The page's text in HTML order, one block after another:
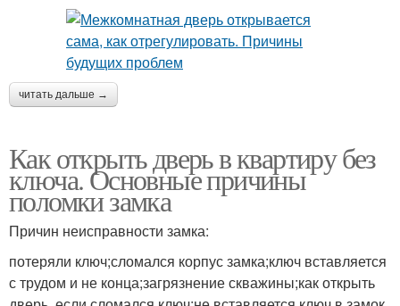
читать дальше →
Как открыть дверь в квартиру без
ключа. Основные причины
поломки замка
Причин неисправности замка:
потеряли ключ;сломался корпус замка;ключ вставляется
с трудом и не конца;загрязнение скважины;как открыть